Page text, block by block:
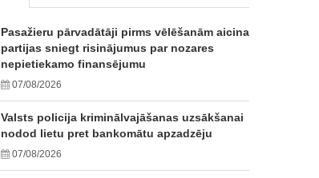
Pasažieru pārvadātāji pirms vēlēšanām aicina
partijas sniegt risinājumus par nozares
nepietiekamo finansējumu
07/08/2026
Valsts policija kriminālvajāšanas uzsākšanai
nodod lietu pret bankomātu apzadzēju
07/08/2026